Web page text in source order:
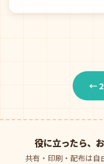
←
役に立ったら、
共有・印刷・配布は自